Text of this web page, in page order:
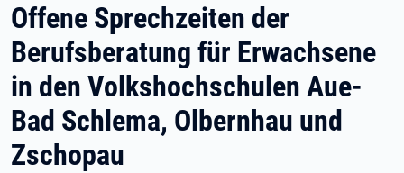
Offene Sprechzeiten der
Berufsberatung für Erwachsene
in den Volkshochschulen Aue-
Bad Schlema, Olbernhau und
Zschopau